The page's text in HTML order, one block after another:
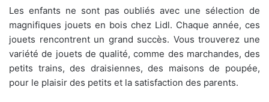
Les enfants ne sont pas oubliés avec une sélection de
magnifiques jouets en bois chez Lidl. Chaque année, ces
jouets rencontrent un grand succès. Vous trouverez une
variété de jouets de qualité, comme des marchandes, des
petits trains, des draisiennes, des maisons de poupée,
pour le plaisir des petits et la satisfaction des parents.